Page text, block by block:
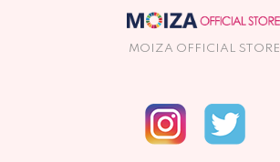
MOIZA OFFICIAL STORE